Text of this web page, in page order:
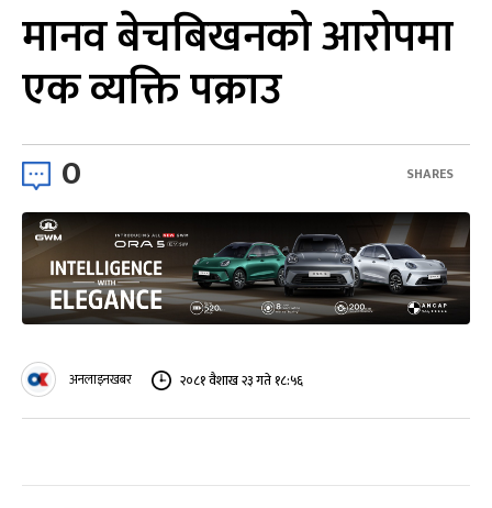
मानव बेचबिखनको आरोपमा
एक व्यक्ति पक्राउ
0 SHARES
अनलाइनखबर २०८१ वैशाख २३ गते १८:५६